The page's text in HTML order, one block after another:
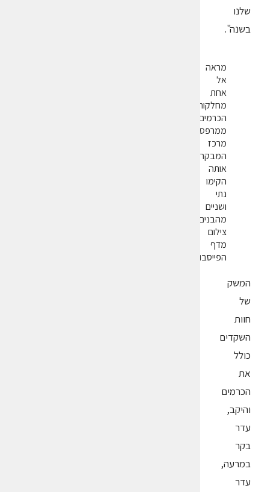
שלנו
בשנה".
מראה
אל
אחת
מחלקות
הכרמים
ממרפסת
מרכז
המבקרים
אותה
הקימו
נתי
ושניים
מהבנים.
צילום
מדף
הפייסבוק
המשק
של
חוות
השקדים
כולל
את
הכרמים
והיקב,
עדר
בקר
במרעה,
עדר